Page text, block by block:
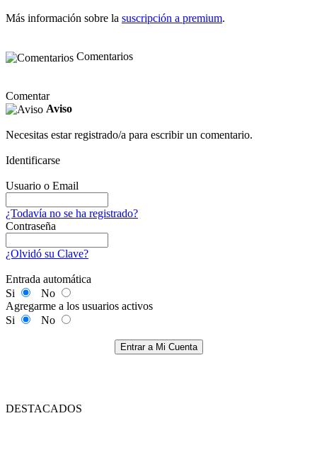
Más información sobre la suscripción a premium.
Comentarios
Comentar
Aviso
Necesitas estar registrado/a para escribir un comentario.
Identificarse
Usuario o Email
¿Todavía no se ha registrado?
Contraseña
¿Olvidó su Clave?
Entrada automática
Si
No
Agregarme a los usuarios activos
Si
No
Entrar a Mi Cuenta
DESTACADOS